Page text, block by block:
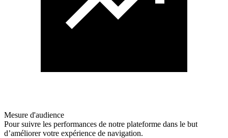
Mesure d'audience
Pour suivre les performances de notre plateforme dans le but
d’améliorer votre expérience de navigation.